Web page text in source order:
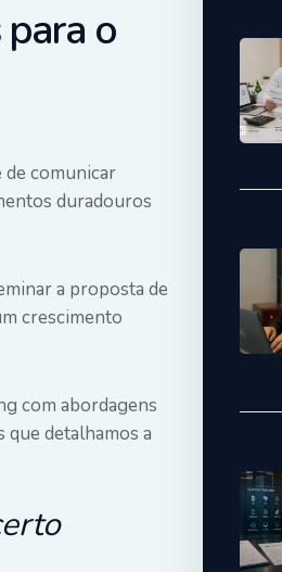
o
de comunicar
duradouros
a proposta de
crescimento
com abordagens
que detalhamos a